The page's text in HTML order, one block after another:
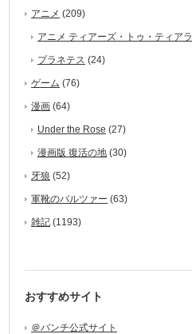
アニメ (209)
アニメ ティアーズ・トゥ・ティアラ
プラネテス (24)
ゲーム (76)
漫画 (64)
Under the Rose (27)
漫画版 復活の地 (30)
牙狼 (52)
軍靴のバルツァー (63)
雑記 (1193)
おすすめサイト
＠バンチ公式サイト